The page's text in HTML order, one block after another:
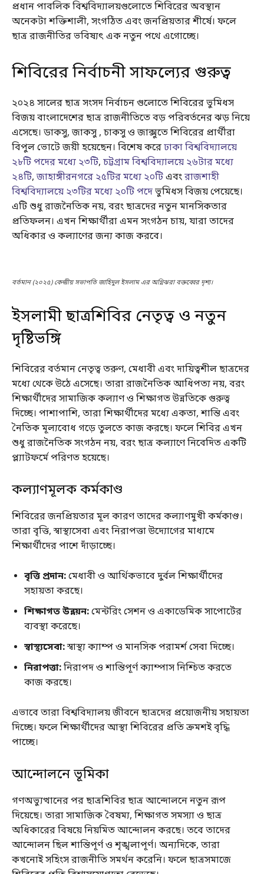
প্রধান পাবলিক বিশ্ববিদ্যালয়গুলোতে শিবিরের অবস্থান
অনেকটা শক্তিশালী, সংগঠিত এবং জনপ্রিয়তার শীর্ষে। ফলে
ছাত্র রাজনীতির ভবিষ্যৎ এক নতুন পথে এগোচ্ছে।
শিবিরের নির্বাচনী সাফল্যের গুরুত্ব
২০২৪ সালের ছাত্র সংসদ নির্বাচন গুলোতে শিবিরের ভুমিধস
বিজয় বাংলাদেশের ছাত্র রাজনীতিতে বড় পরিবর্তনের ঝড় নিয়ে
এসেছে। ডাকসু, জাকসু , চাকসু ও জাক্সুতে শিবিরের প্রার্থীরা
বিপুল ভোটে জয়ী হয়েছেন। বিশেষ করেঢাকা বিশ্ববিদ্যালয়ে
২৮টি পদের মধ্যে ২৩টি, চট্টগ্রাম বিশ্ববিদ্যালয়ে ২৬টার মধ্যে
২৪টি,জাহাঙ্গীরনগরে ২৫টির মধ্যে ২০টিএবংরাজশাহী
বিশ্ববিদ্যালয়ে ২৩টির মধ্যে ২০টি পদেভুমিধস বিজয় পেয়েছে।
এটি শুধু রাজনৈতিক নয়, বরং ছাত্রদের নতুন মানসিকতার
প্রতিফলন। এখন শিক্ষার্থীরা এমন সংগঠন চায়, যারা তাদের
অধিকার ও কল্যাণের জন্য কাজ করবে।
বর্তমান (২০২৫) কেন্দ্রীয় সভাপতি জাহিদুল ইসলাম এর অগ্নিঝরা বক্তব্বের দৃশ্য।
ইসলামী ছাত্রশিবির নেতৃত্ব ও নতুন
দৃষ্টিভঙ্গি
শিবিরের বর্তমান নেতৃত্ব তরুণ, মেধাবী এবং দায়িত্বশীল ছাত্রদের
মধ্যে থেকে উঠে এসেছে। তারা রাজনৈতিক আধিপত্য নয়, বরং
শিক্ষার্থীদের সামাজিক কল্যাণ ও শিক্ষাগত উন্নতিকে গুরুত্ব
দিচ্ছে। পাশাপাশি, তারা শিক্ষার্থীদের মধ্যে একতা, শান্তি এবং
নৈতিক মূল্যবোধ গড়ে তুলতে কাজ করছে। ফলে শিবির এখন
শুধু রাজনৈতিক সংগঠন নয়, বরং ছাত্র কল্যাণে নিবেদিত একটি
প্ল্যাটফর্মে পরিণত হয়েছে।
কল্যাণমূলক কর্মকাণ্ড
শিবিরের জনপ্রিয়তার মূল কারণ তাদের কল্যাণমুখী কর্মকাণ্ড।
তারা বৃত্তি, স্বাস্থ্যসেবা এবং নিরাপত্তা উদ্যোগের মাধ্যমে
শিক্ষার্থীদের পাশে দাঁড়াচ্ছে।
বৃত্তি প্রদান:মেধাবী ও আর্থিকভাবে দুর্বল শিক্ষার্থীদের
সহায়তা করছে।
শিক্ষাগত উন্নয়ন:মেন্টরিং সেশন ও একাডেমিক সাপোর্টের
ব্যবস্থা করেছে।
স্বাস্থ্যসেবা:স্বাস্থ্য ক্যাম্প ও মানসিক পরামর্শ সেবা দিচ্ছে।
নিরাপত্তা:নিরাপদ ও শান্তিপূর্ণ ক্যাম্পাস নিশ্চিত করতে
কাজ করছে।
এভাবে তারা বিশ্ববিদ্যালয় জীবনে ছাত্রদের প্রয়োজনীয় সহায়তা
দিচ্ছে। ফলে শিক্ষার্থীদের আস্থা শিবিরের প্রতি ক্রমশই বৃদ্ধি
পাচ্ছে।
আন্দোলনে ভূমিকা
গণঅভ্যুত্থানের পর ছাত্রশিবির ছাত্র আন্দোলনে নতুন রূপ
দিয়েছে। তারা সামাজিক বৈষম্য, শিক্ষাগত সমস্যা ও ছাত্র
অধিকারের বিষয়ে নিয়মিত আন্দোলন করছে। তবে তাদের
আন্দোলন ছিল শান্তিপূর্ণ ও শৃঙ্খলাপূর্ণ। অন্যদিকে, তারা
কখনোই সহিংস রাজনীতি সমর্থন করেনি। ফলে ছাত্রসমাজে